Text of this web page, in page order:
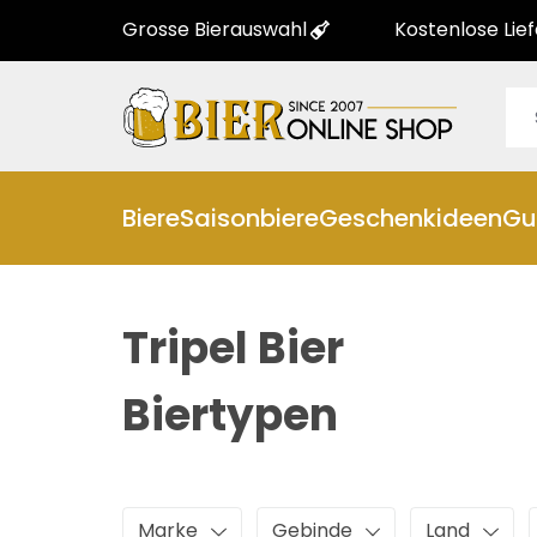
Grosse Bierauswahl Kostenlose
BiereSaisonbiereGeschenkideen
Tripel Bier
Biertypen
Marke Gebinde Land